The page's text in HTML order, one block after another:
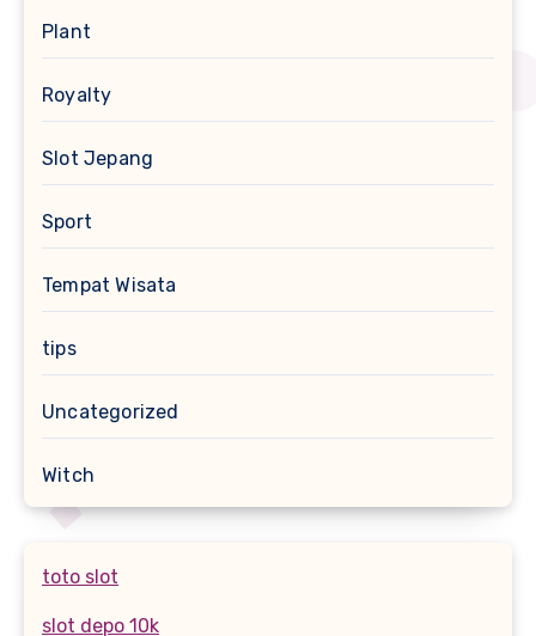
Plant
Royalty
Slot Jepang
Sport
Tempat Wisata
tips
Uncategorized
Witch
toto slot
slot depo 10k